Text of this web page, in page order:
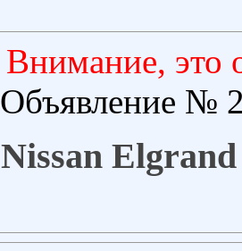
Внимание, это
Объявление №
Nissan